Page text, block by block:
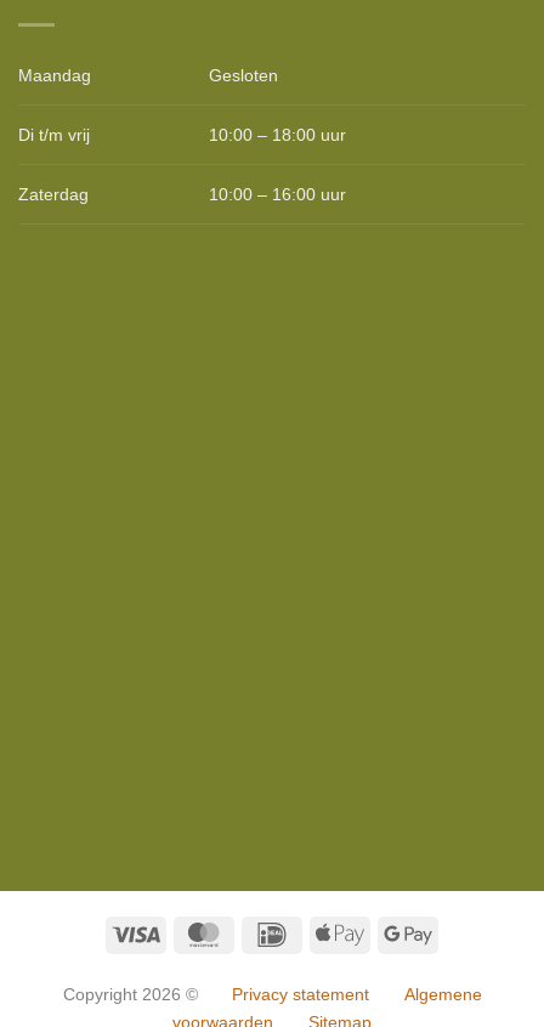
Maandag Gesloten
Di t/m vrij 10:00 – 18:00 uur
Zaterdag 10:00 – 16:00 uur
Visa MasterCardIDeal
Apple
Google
Copyright 2026 © Privacy statement
Algemene
voorwaarden
Sitemap